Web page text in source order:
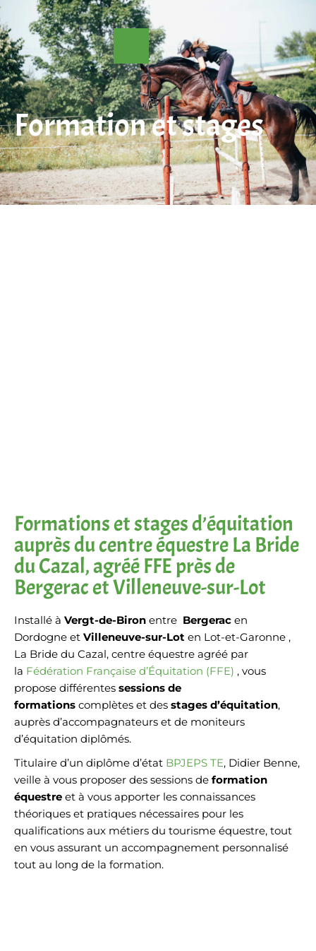
Cours d’équitation
Formation et stages
Formations et stages d’équitation
auprès du centre équestre La Bride
du Cazal, agréé FFE près de
Bergerac et Villeneuve-sur-Lot
Installé à Vergt-de-Biron entre Bergerac en
Dordogne et Villeneuve-sur-Lot en Lot-et-Garonne ,
La Bride du Cazal, centre équestre agréé par
la Fédération Française d’Équitation (FFE) , vous
propose différentes sessions de
formations complètes et des stages d’équitation,
auprès d’accompagnateurs et de moniteurs
d’équitation diplômés.
Titulaire d’un diplôme d’état BPJEPS TE, Didier Benne,
veille à vous proposer des sessions de formation
équestre et à vous apporter les connaissances
théoriques et pratiques nécessaires pour les
qualifications aux métiers du tourisme équestre, tout
en vous assurant un accompagnement personnalisé
tout au long de la formation.